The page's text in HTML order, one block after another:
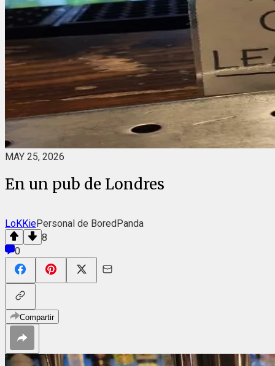
MAY 25, 2026
En un pub de Londres
LoKKiePersonal de BoredPanda
8
0
Compartir